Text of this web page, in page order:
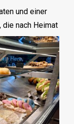
und einer
nach Heimat